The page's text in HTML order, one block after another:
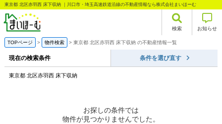
東京都 北区赤羽西 床下収納 ｜川口市・埼玉高速鉄道沿線の不動産情報なら株式会社まいほーむ
検索 お知らせ
TOPページ 物件検索 東京都 北区赤羽西 床下収納 の不動産情報一覧
現在の検索条件 条件を選び直す
東京都 北区赤羽西 床下収納
お探しの条件では
物件が見つかりませんでした。